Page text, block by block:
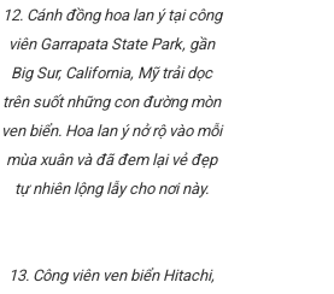
12. Cánh đồng hoa lan ý tại công
viên Garrapata State Park, gần
Big Sur, California, Mỹ trải dọc
trên suốt những con đường mòn
ven biển. Hoa lan ý nở rộ vào mỗi
mùa xuân và đã đem lại vẻ đẹp
tự nhiên lộng lẫy cho nơi này.
13. Công viên ven biển Hitachi,